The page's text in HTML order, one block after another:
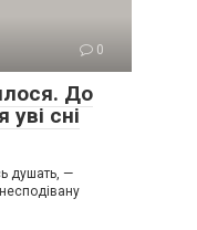
0
До
сні
душать, —